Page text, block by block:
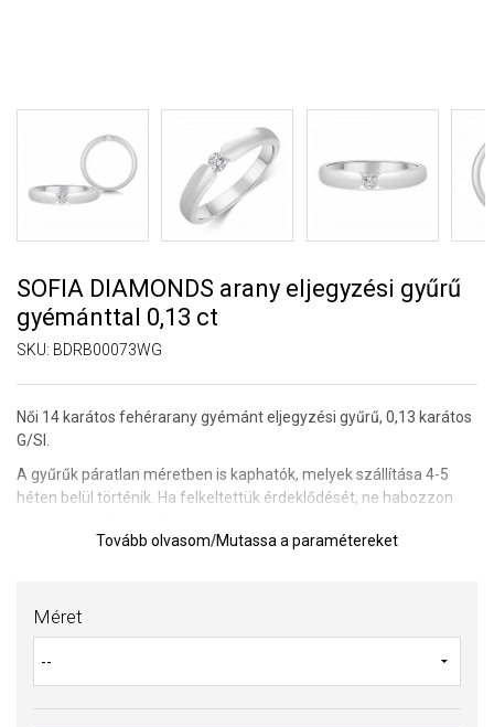
SOFIA DIAMONDS arany eljegyzési gyűrű
gyémánttal 0,13 ct
SKU: BDRB00073WG
Női 14 karátos fehérarany gyémánt eljegyzési gyűrű, 0,13 karátos
G/SI.
A gyűrűk páratlan méretben is kaphatók, melyek szállítása 4-5
héten belül történik. Ha felkeltettük érdeklődését, ne habozzon
Az eljegyzési gyűrűkről
Tovább olvasom/Mutassa a paramétereket
Méret